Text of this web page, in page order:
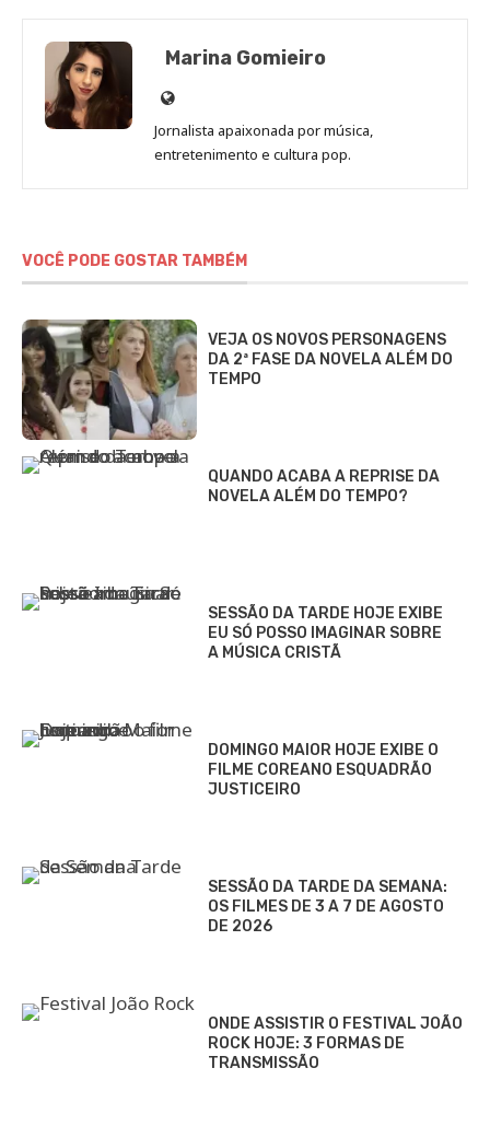
Marina Gomieiro
Site
de
Marina
Jornalista apaixonada por música,
entretenimento e cultura pop.
VOCÊ PODE GOSTAR TAMBÉM
VEJA OS NOVOS PERSONAGENS
DA 2ª FASE DA NOVELA ALÉM DO
TEMPO
QUANDO ACABA A REPRISE DA
NOVELA ALÉM DO TEMPO?
SESSÃO DA TARDE HOJE EXIBE
EU SÓ POSSO IMAGINAR SOBRE
A MÚSICA CRISTÃ
DOMINGO MAIOR HOJE EXIBE O
FILME COREANO ESQUADRÃO
JUSTICEIRO
SESSÃO DA TARDE DA SEMANA:
OS FILMES DE 3 A 7 DE AGOSTO
DE 2026
ONDE ASSISTIR O FESTIVAL JOÃO
ROCK HOJE: 3 FORMAS DE
TRANSMISSÃO